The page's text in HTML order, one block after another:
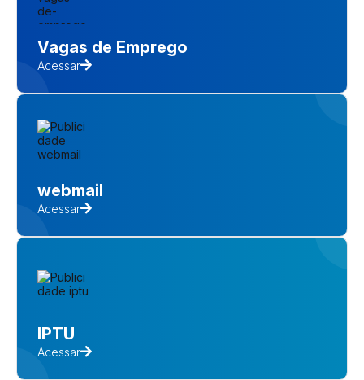
Vagas de Emprego
Acessar
webmail
Acessar
IPTU
Acessar